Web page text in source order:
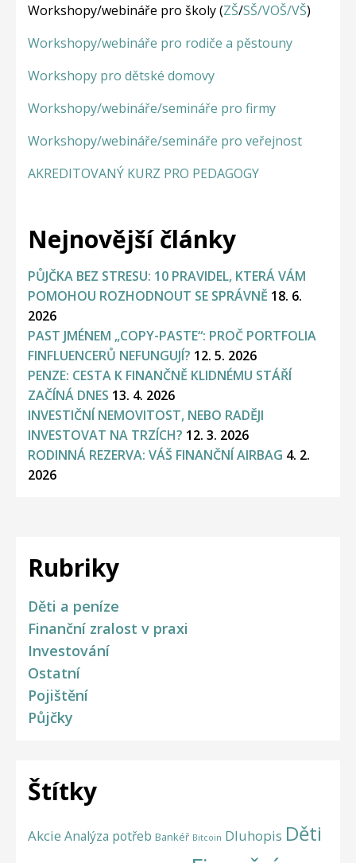
Workshopy/webináře pro školy (ZŠ/SŠ/VOŠ/VŠ)
Workshopy/webináře pro rodiče a pěstouny
Workshopy pro dětské domovy
Workshopy/webináře/semináře pro firmy
Workshopy/webináře/semináře pro veřejnost
AKREDITOVANÝ KURZ PRO PEDAGOGY
Nejnovější články
PŮJČKA BEZ STRESU: 10 PRAVIDEL, KTERÁ VÁM
POMOHOU ROZHODNOUT SE SPRÁVNĚ 18. 6.
2026
PAST JMÉNEM „COPY-PASTE“: PROČ PORTFOLIA
FINFLUENCERŮ NEFUNGUJÍ? 12. 5. 2026
PENZE: CESTA K FINANČNĚ KLIDNÉMU STÁŘÍ
ZAČÍNÁ DNES 13. 4. 2026
INVESTIČNÍ NEMOVITOST, NEBO RADĚJI
INVESTOVAT NA TRZÍCH? 12. 3. 2026
RODINNÁ REZERVA: VÁŠ FINANČNÍ AIRBAG 4. 2.
2026
Rubriky
Děti a peníze
Finanční zralost v praxi
Investování
Ostatní
Pojištění
Půjčky
Štítky
Akcie Analýza potřeb Bankéř Bitcoin Dluhopis Děti